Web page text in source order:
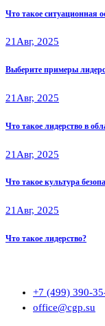
Что такое ситуационная
21Авг, 2025
Выберите примеры
21 Авг, 2025
Что такое лидерство в
21 Авг, 2025
Что такое культура
21 Авг, 2025
Что такое лидерство?
+7 (499) 390-
office@cgp.su